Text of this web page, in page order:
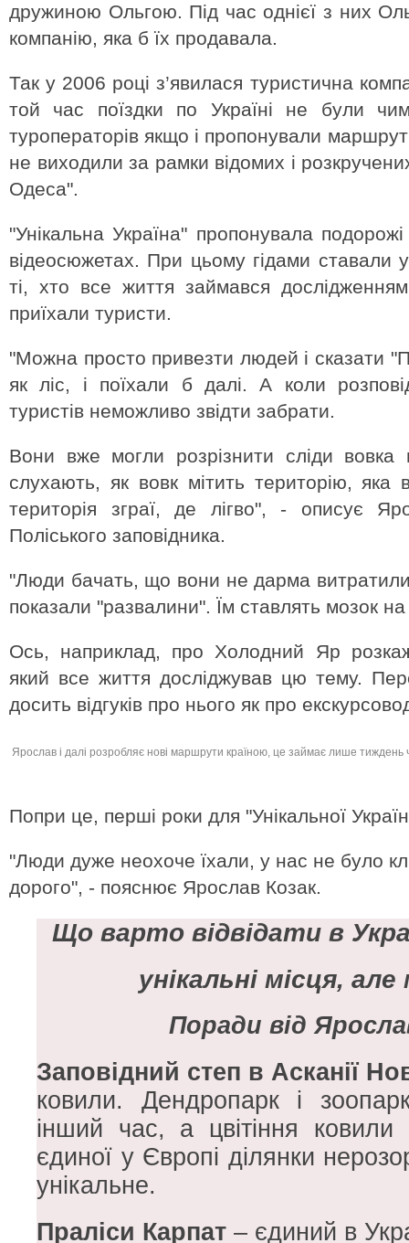
дружиною Ольгою. Під час однієї з них
компанію, яка б їх продавала.
Так у 2006 році з’явилася туристична
той час поїздки по Україні не були
туроператорів якщо і пропонували
не виходили за рамки відомих і
Одеса".
"Унікальна Україна" пропонувала
відеосюжетах. При цьому гідами ставали
ті, хто все життя займався
приїхали туристи.
"Можна просто привезти людей і сказати
як ліс, і поїхали б далі. А коли
туристів неможливо звідти забрати.
Вони вже могли розрізнити сліди вовка
слухають, як вовк мітить територію,
територія зграї, де лігво", - описує
Поліського заповідника.
"Люди бачать, що вони не дарма
показали "развалини". Їм ставлять мозок
Ось, наприклад, про Холодний Яр
який все життя досліджував цю тему.
досить відгуків про нього як про
Ярослав і далі розробляє нові маршрути країною, це займає лише тиждень
Попри це, перші роки для "Унікальної
"Люди дуже неохоче їхали, у нас не було
дорого", - пояснює Ярослав Козак.
Що варто відвідати в
унікальні місця,
Поради від
Заповідний степ в Асканії
ковили. Дендропарк і
інший час, а цвітіння ковили
єдиної у Європі ділянки
унікальне.
Праліси Карпат – єдиний в